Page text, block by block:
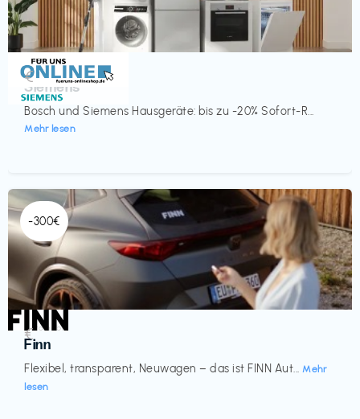
Küche & Haushalt
Siemens
Bosch und Siemens Hausgeräte: bis zu -20% Sofort-R...
Mehr lesen
€‎
-300€
Automobil
Finn
Flexibel, transparent, Neuwagen – das ist FINN Aut... Mehr
lesen
€‎